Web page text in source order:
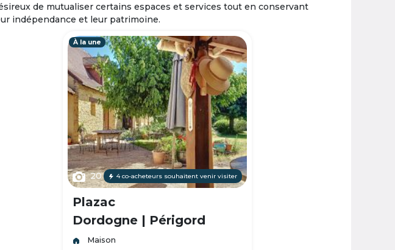
de mutualiser certains espaces et services tout en conservant
indépendance et leur patrimoine.
À la une
20 4 co-acheteurs souhaitent venir visiter
Plazac
Dordogne | Périgord
Maison